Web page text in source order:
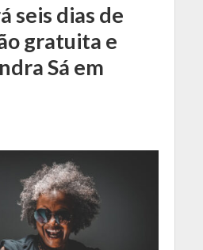
seis dias de
gratuita e
Sá em